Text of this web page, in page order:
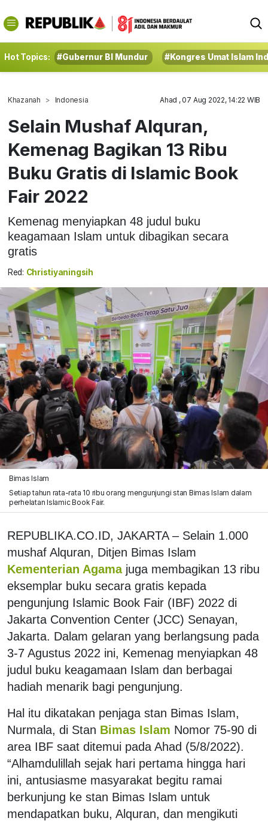
Hot Topics: #Gubernur BI Mundur #Kongres Umat Islam
Khazanah Indonesia Ahad , 07 Aug 2022, 14:22 WIB
Selain Mushaf Alquran,
Kemenag Bagikan 13 Ribu
Buku Gratis di Islamic Book
Fair 2022
Kemenag menyiapkan 48 judul buku
keagamaan Islam untuk dibagikan secara
gratis
Red: Christiyaningsih
Bimas Islam
Setiap tahun rata-rata 10 ribu orang mengunjungi stan Bimas Islam dalam
perhelatan Islamic Book Fair.
REPUBLIKA.CO.ID, JAKARTA – Selain 1.000
mushaf Alquran, Ditjen Bimas Islam
Kementerian Agama juga membagikan 13 ribu
eksemplar buku secara gratis kepada
pengunjung Islamic Book Fair (IBF) 2022 di
Jakarta Convention Center (JCC) Senayan,
Jakarta. Dalam gelaran yang berlangsung pada
3-7 Agustus 2022 ini, Kemenag menyiapkan 48
judul buku keagamaan Islam dan berbagai
hadiah menarik bagi pengunjung.
Hal itu dikatakan penjaga stan Bimas Islam,
Nurmala, di Stan Bimas Islam Nomor 75-90 di
area IBF saat ditemui pada Ahad (5/8/2022).
“Alhamdulillah sejak hari pertama hingga hari
ini, antusiasme masyarakat begitu ramai
berkunjung ke stan Bimas Islam untuk
mendapatkan buku, Alquran, dan mengikuti